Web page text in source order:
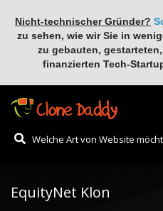
Nicht-technischer Gründer?
zu sehen, wie wir Sie in
zu gebauten,
finanzierten Tech-
EquityNet Klon